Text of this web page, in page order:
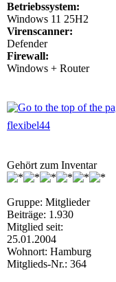
Betriebssystem:
Windows 11 25H2
Virenscanner:
Defender
Firewall:
Windows + Router
flexibel44
Gehört zum Inventar
Gruppe: Mitglieder
Beiträge: 1.930
Mitglied seit:
25.01.2004
Wohnort: Hamburg
Mitglieds-Nr.: 364